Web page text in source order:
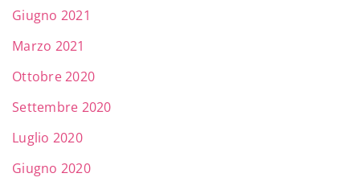
Giugno 2021
Marzo 2021
Ottobre 2020
Settembre 2020
Luglio 2020
Giugno 2020